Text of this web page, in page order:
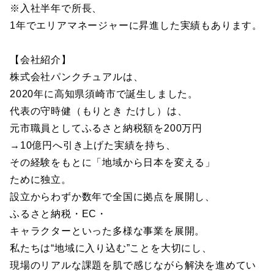
※入社半年で所長、
1年でエリアマネージャーに昇進した実績もあります。
【会社紹介】
株式会社パンクチュアルは、
2020年に高知県須崎市で誕生しました。
代表の守時健（もりとき たけし）は、
元市職員としてふるさと納税額を200万円
→10億円へ引き上げた実績を持ち、
その経験をもとに「地域から日本を変える」
ために独立。
設立からわずか数年で全国に拠点を展開し、
ふるさと納税・EC・
キャラクターといった多様な事業を展開。
私たちは“地域に入り込む”ことを大切にし、
現場のリアルな課題を肌で感じながら解決を進めてい